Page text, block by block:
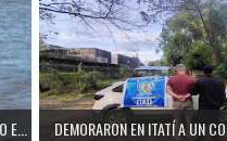
DEMORARON EN ITATÍ A UN